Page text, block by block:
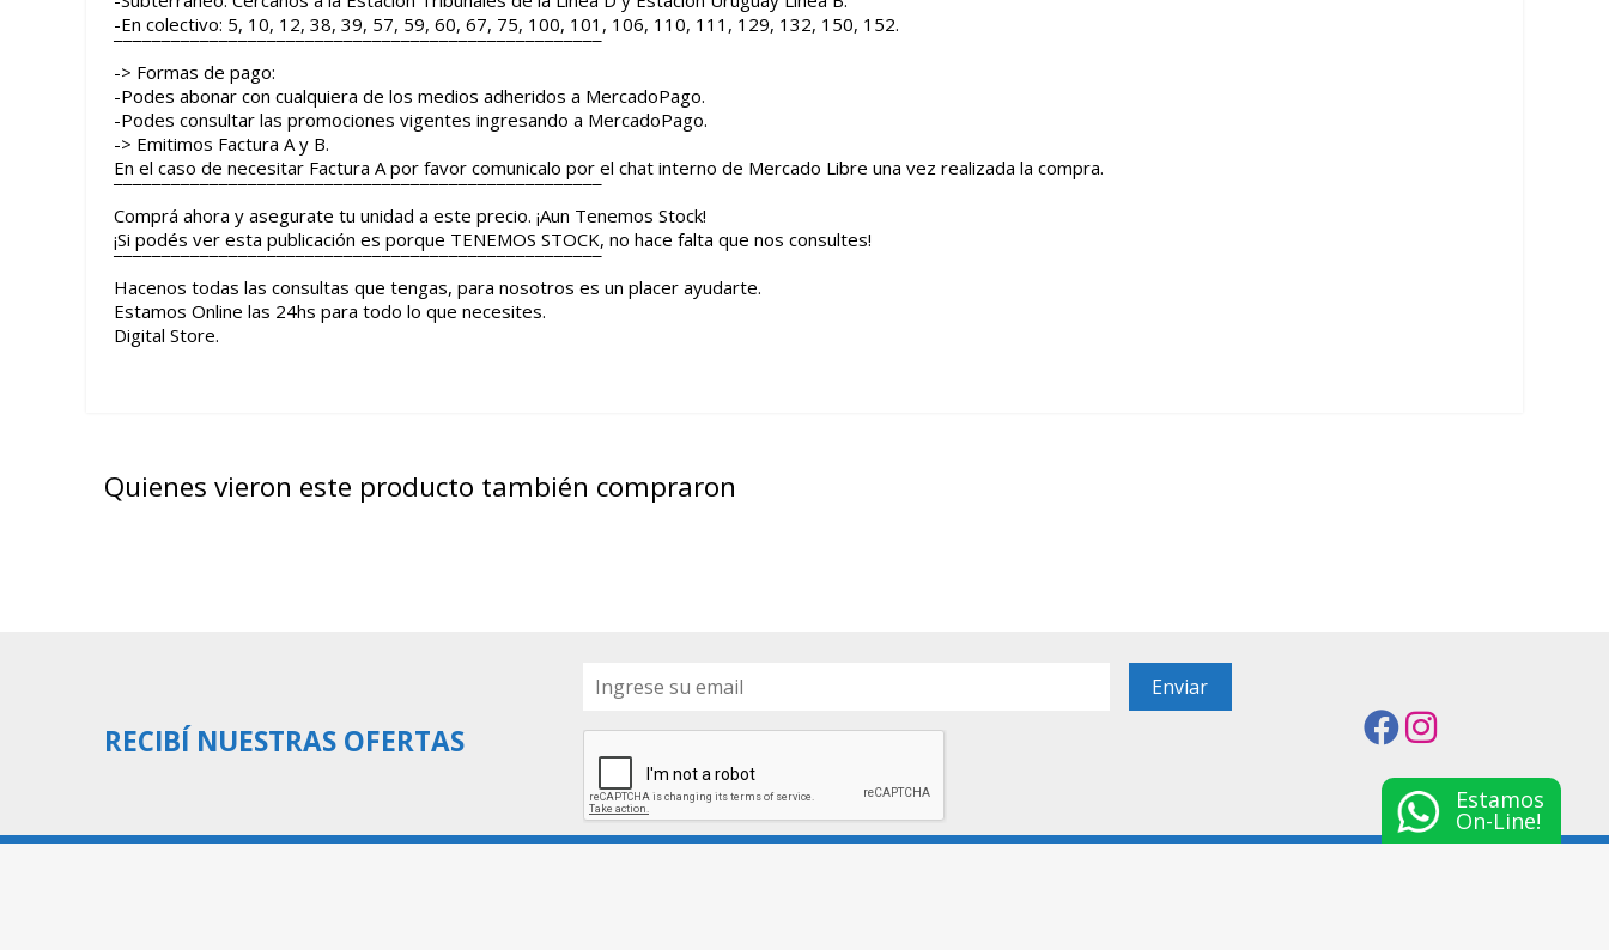
-En colectivo: 5, 10, 12, 38, 39, 57, 59, 60, 67, 75, 100, 101, 106, 110, 111, 129, 132, 150, 152.
¯¯¯¯¯¯¯¯¯¯¯¯¯¯¯¯¯¯¯¯¯¯¯¯¯¯¯¯¯¯¯¯¯¯¯¯¯¯¯¯¯¯¯¯¯¯¯¯¯¯¯
-> Formas de pago:
-Podes abonar con cualquiera de los medios adheridos a MercadoPago.
-Podes consultar las promociones vigentes ingresando a MercadoPago.
-> Emitimos Factura A y B.
En el caso de necesitar Factura A por favor comunicalo por el chat interno de Mercado Libre una vez realizada la compra.
¯¯¯¯¯¯¯¯¯¯¯¯¯¯¯¯¯¯¯¯¯¯¯¯¯¯¯¯¯¯¯¯¯¯¯¯¯¯¯¯¯¯¯¯¯¯¯¯¯¯¯
Comprá ahora y asegurate tu unidad a este precio. ¡Aun Tenemos Stock!
¡Si podés ver esta publicación es porque TENEMOS STOCK, no hace falta que nos consultes!
¯¯¯¯¯¯¯¯¯¯¯¯¯¯¯¯¯¯¯¯¯¯¯¯¯¯¯¯¯¯¯¯¯¯¯¯¯¯¯¯¯¯¯¯¯¯¯¯¯¯¯
Hacenos todas las consultas que tengas, para nosotros es un placer ayudarte.
Estamos Online las 24hs para todo lo que necesites.
Digital Store.
Quienes vieron este producto también compraron
RECIBÍ NUESTRAS OFERTAS
Estamos
On-Line!